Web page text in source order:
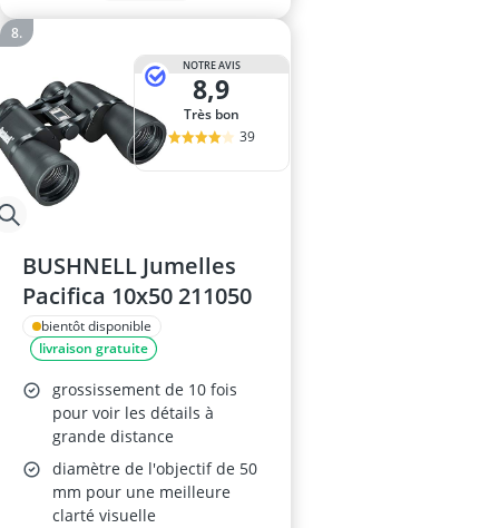
NOTRE AVIS
8,9
Très bon
39
BUSHNELL Jumelles
Pacifica 10x50 211050
bientôt disponible
livraison gratuite
grossissement de 10 fois
pour voir les détails à
grande distance
diamètre de l'objectif de 50
mm pour une meilleure
clarté visuelle